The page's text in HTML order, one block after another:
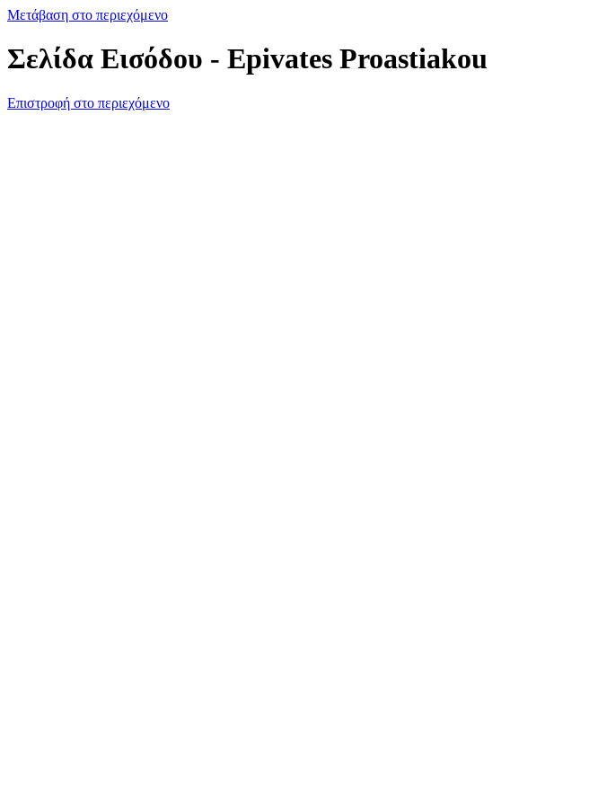
Μετάβαση στο περιεχόμενο
Σελίδα Εισόδου - Epivates Proastiakou
Επιστροφή στο περιεχόμενο